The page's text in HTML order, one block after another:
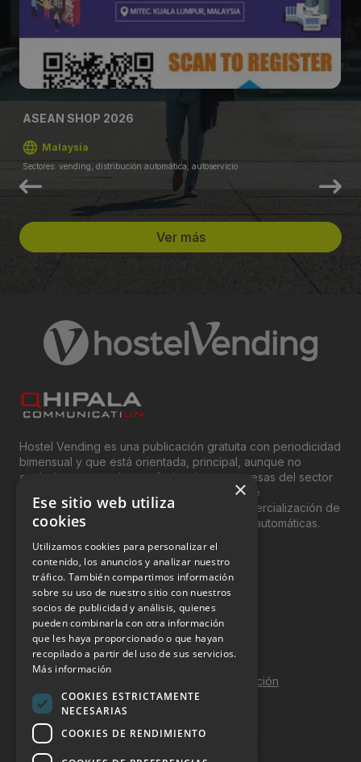
ASEAN SHOP 2026
Malaysia
Sectores: vending, distribución automática, autoservicio
Ver más
Hostel Vending es una publicación gratuita con periodicidad
bimensual y que está orientada, principal, aunque no
exclusivamente, a los profesionales y empresas del sector
del “Vending”; nombre con el que se conoce
genéricamente entre profesionales a la comercialización de
productos y servicios a través de máquinas automáticas.
INFORMACIÓN LEGAL
Aviso Legal
Política de Privacidad
Política de Cookies
Política de calidad y seguridad de la información
Contacto
×
Ese sitio web utiliza
cookies
Utilizamos cookies para personalizar el
contenido, los anuncios y analizar nuestro
tráfico. También compartimos información
sobre su uso de nuestro sitio con nuestros
socios de publicidad y análisis, quienes
pueden combinarla con otra información
que les haya proporcionado o que hayan
recopilado a partir del uso de sus servicios.
Más información
COOKIES ESTRICTAMENTE
NECESARIAS
COOKIES DE RENDIMIENTO